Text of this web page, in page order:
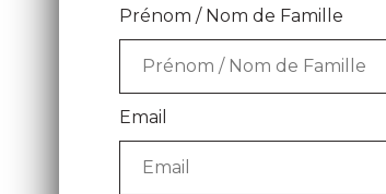
Prénom / Nom de Famille
Email